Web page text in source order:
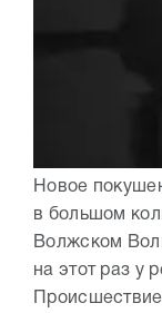
Новое
в большом
Волжском
на этот раз у